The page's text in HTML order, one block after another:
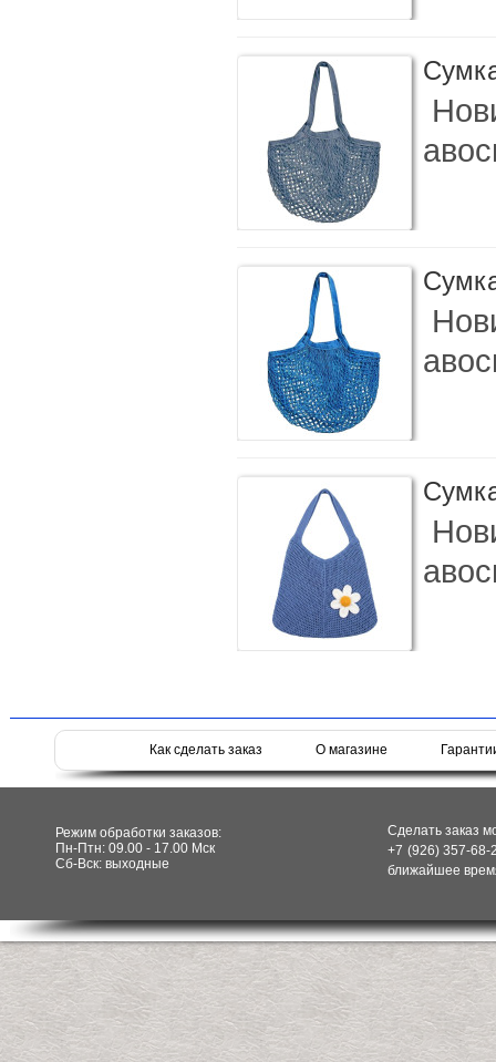
Как сделать заказ О магазине
Режим обработки заказов:
Пн-Птн: 09.00 - 17.00 Мск
Сб-Вск: выходные
Сделать заказ
+7 (926) 357-
ближайшее